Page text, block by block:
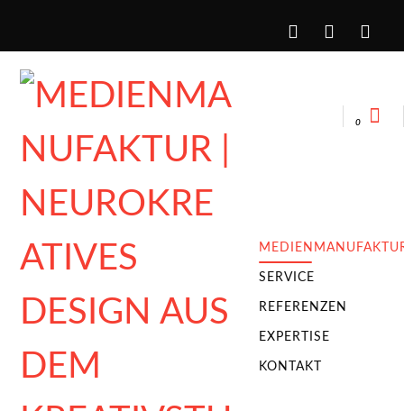
SERVICE
REFERENZEN
EXPERTISE
KONTAKT